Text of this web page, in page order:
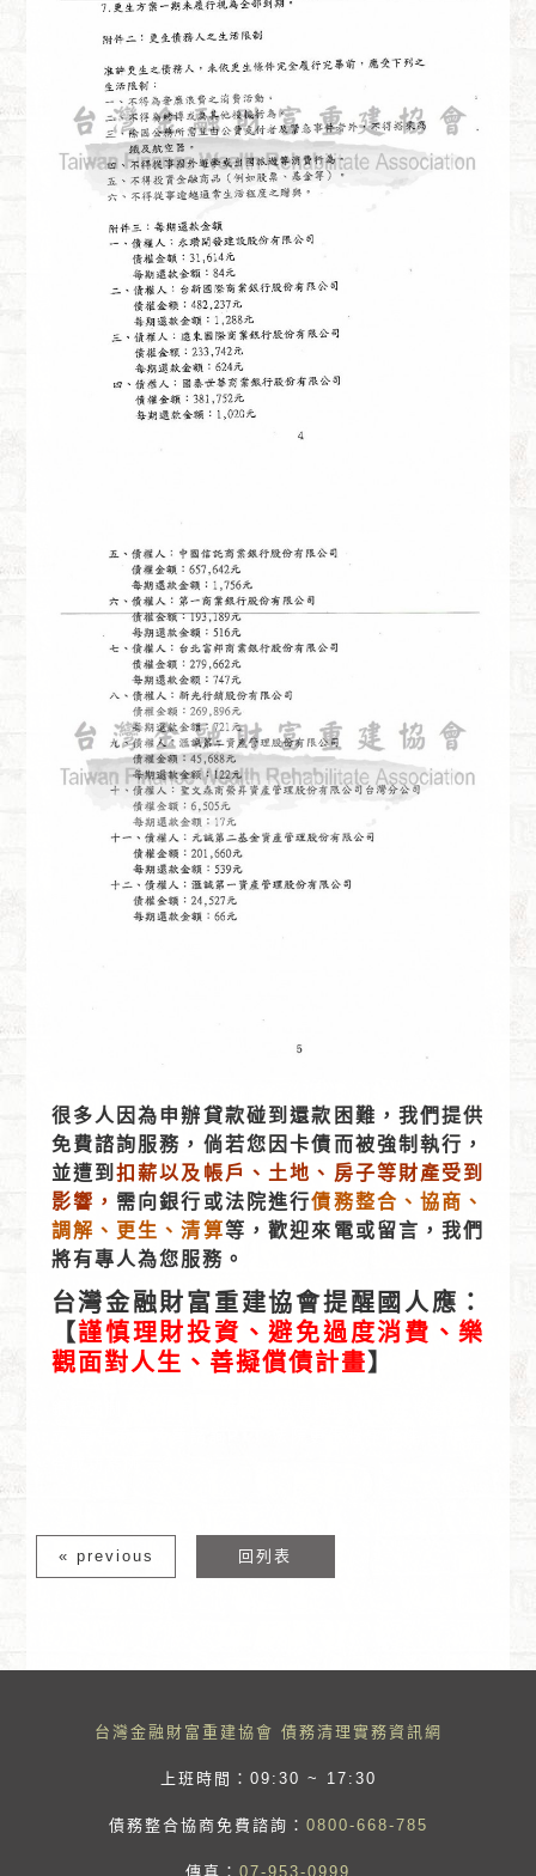
很多人因為申辦貸款碰到還款困難，我們提供
免費諮詢服務，倘若您因卡債而被強制執行，
並遭到扣薪以及帳戶、土地、房子等財產受到
影響， 需向銀行或法院進行債務整合、協商、
調解、更生、清算等，歡迎來電或留言，我們
將有專人為您服務。
台灣金融財富重建協會提醒國人應：
【謹慎理財投資、避免過度消費、樂
觀面對人生、善擬償債計畫】
« previous 回列表
台灣金融財富重建協會 債務清理實務資訊網
上班時間：09:30 ~ 17:30
債務整合協商免費諮詢： 0800-668-785
傳真： 07-953-0999